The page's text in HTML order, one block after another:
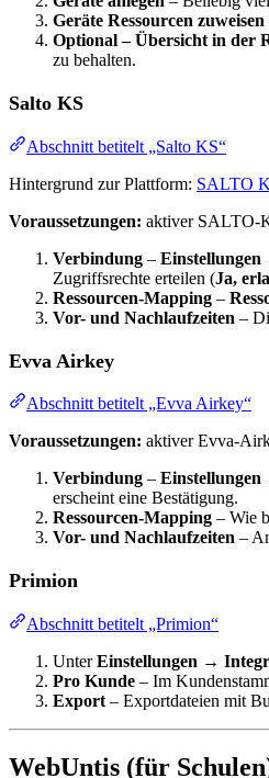
Geräte Ressourcen zuweisen
Optional – Übersicht in der
zu behalten.
Salto KS
Abschnitt betitelt „Salto KS“
Hintergrund zur Plattform: SALTO
Voraussetzungen: aktiver SALTO-
Verbindung – Einstellungen
Zugriffsrechte erteilen (Ja,
Ressourcen-Mapping –
Vor- und Nachlaufzeiten –
Evva Airkey
Abschnitt betitelt „Evva Airkey“
Voraussetzungen: aktiver Evva-
Verbindung – Einstellungen
erscheint eine Bestätigung.
Ressourcen-Mapping – Wie
Vor- und Nachlaufzeiten –
Primion
Abschnitt betitelt „Primion“
UnterEinstellungen →
Pro Kunde – Im
Export – Exportdateien mit
WebUntis (für